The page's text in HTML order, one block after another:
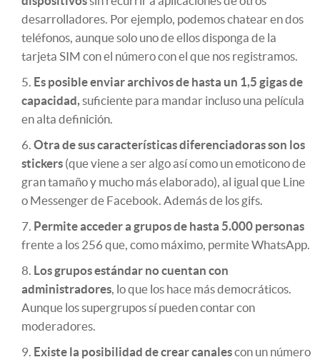
desarrolladores. Por ejemplo, podemos chatear en dos
teléfonos, aunque solo uno de ellos disponga de la
tarjeta SIM con el número con el que nos registramos.
Es posible enviar archivos de hasta un 1,5 gigas de
capacidad, suficiente para mandar incluso una película
en alta definición.
Otra de sus características diferenciadoras son los
stickers (que viene a ser algo así como un emoticono de
gran tamaño y mucho más elaborado), al igual que Line
o Messenger de Facebook. Además de los gifs.
Permite acceder a grupos de hasta 5.000 personas
frente a los 256 que, como máximo, permite WhatsApp.
Los grupos estándar no cuentan con
administradores , lo que los hace más democráticos.
Aunque los supergrupos sí pueden contar con
moderadores.
Existe la posibilidad de crear canalescon un número